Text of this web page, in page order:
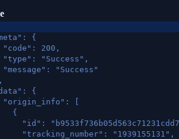
{
"code": 200,
"type": "Success",
"message": "Success"
{
"origin_info": [
{
"id":
"tracking_number": "1939155131",